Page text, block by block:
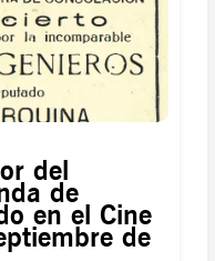
del
de
en el Cine
de